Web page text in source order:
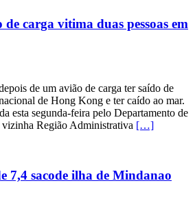
carga vitima duas pessoas em
de um avião de carga ter saído de
de Hong Kong e ter caído ao mar.
esta segunda-feira pelo Departamento de
Região Administrativa […]
7,4 sacode ilha de Mindanao